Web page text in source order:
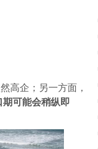
高企；另一方面，
可能会稍纵即